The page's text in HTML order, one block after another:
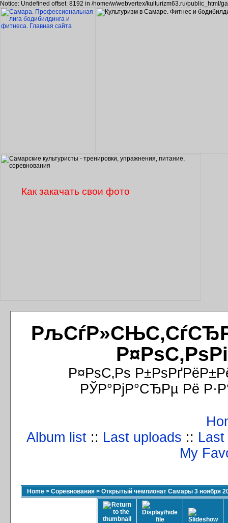
Notice: Undefined offset: 8192 in /home/w/webvertex/kulturizm63.ru/public_html/
Р¤РѕС‚Рѕ
РЎР°РјР°СЂРµ Рё
Album list :: Last uploads ::
My
Home > Соревнования > Открытый чемпионат Самары 3 ноября
Как закачать свои фото